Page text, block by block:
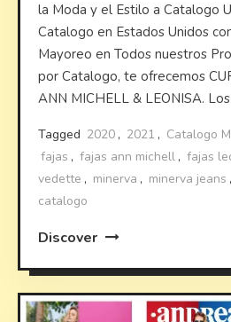
la Moda y el Estilo a Catalogo
Catalogo en Estados Unidos
Mayoreo en Todos nuestros
por Catalogo, te ofrecemos
ANN MICHELL & LEONISA.
Tagged 2020 , 2021 , Catalogo
fajas , fajas ann michell , fajas
vedette , minerva , minerva jeans ,
catalogo
Discover